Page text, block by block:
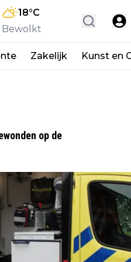
18°C
Bewolkt
Zakelijk Kunst en
op de